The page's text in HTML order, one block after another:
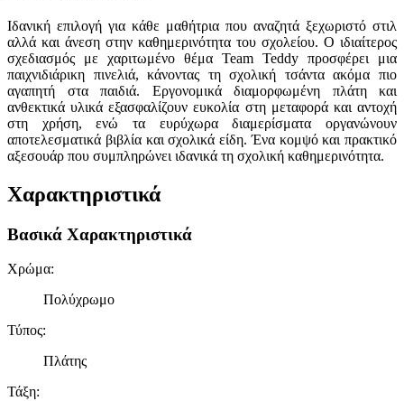
Ιδανική επιλογή για κάθε μαθήτρια που αναζητά ξεχωριστό στιλ
αλλά και άνεση στην καθημερινότητα του σχολείου. Ο ιδιαίτερος
σχεδιασμός με χαριτωμένο θέμα Team Teddy προσφέρει μια
παιχνιδιάρικη πινελιά, κάνοντας τη σχολική τσάντα ακόμα πιο
αγαπητή στα παιδιά. Εργονομικά διαμορφωμένη πλάτη και
ανθεκτικά υλικά εξασφαλίζουν ευκολία στη μεταφορά και αντοχή
στη χρήση, ενώ τα ευρύχωρα διαμερίσματα οργανώνουν
αποτελεσματικά βιβλία και σχολικά είδη. Ένα κομψό και πρακτικό
αξεσουάρ που συμπληρώνει ιδανικά τη σχολική καθημερινότητα.
Χαρακτηριστικά
Βασικά Χαρακτηριστικά
Χρώμα:
Πολύχρωμο
Τύπος:
Πλάτης
Τάξη: